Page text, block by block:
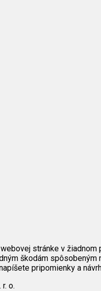
stránke v
škodám
pripomienky a
o.